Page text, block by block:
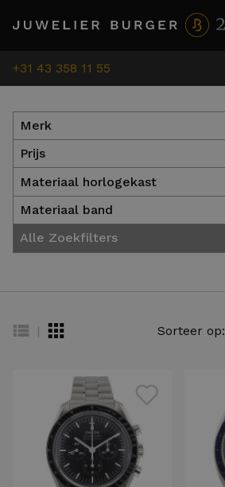
+31 43 358 11 55
Merk
Prijs
Materiaal horlogekast
Materiaal band
Alle Zoekfilters
| Sorteer op: